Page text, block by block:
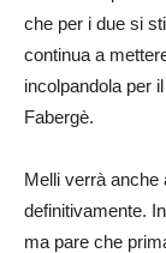
che per i due si
continua a
incolpandola per
Fabergè.
Melli verrà anche
definitivamente.
ma pare che